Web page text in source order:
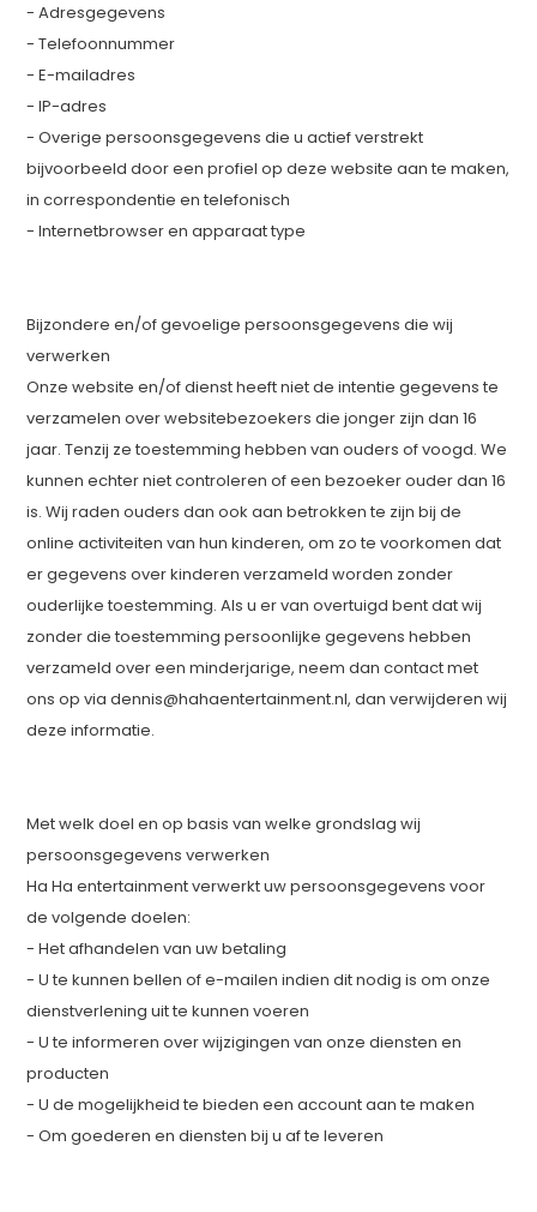
- Adresgegevens
- Telefoonnummer
- E-mailadres
- IP-adres
- Overige persoonsgegevens die u actief verstrekt
bijvoorbeeld door een profiel op deze website aan te maken,
in correspondentie en telefonisch
- Internetbrowser en apparaat type
Bijzondere en/of gevoelige persoonsgegevens die wij
verwerken
Onze website en/of dienst heeft niet de intentie gegevens te
verzamelen over websitebezoekers die jonger zijn dan 16
jaar. Tenzij ze toestemming hebben van ouders of voogd. We
kunnen echter niet controleren of een bezoeker ouder dan 16
is. Wij raden ouders dan ook aan betrokken te zijn bij de
online activiteiten van hun kinderen, om zo te voorkomen dat
er gegevens over kinderen verzameld worden zonder
ouderlijke toestemming. Als u er van overtuigd bent dat wij
zonder die toestemming persoonlijke gegevens hebben
verzameld over een minderjarige, neem dan contact met
ons op viadennis@hahaentertainment.nl, dan verwijderen wij
deze informatie.
Met welk doel en op basis van welke grondslag wij
persoonsgegevens verwerken
Ha Ha entertainment verwerkt uw persoonsgegevens voor
de volgende doelen:
- Het afhandelen van uw betaling
- U te kunnen bellen of e-mailen indien dit nodig is om onze
dienstverlening uit te kunnen voeren
- U te informeren over wijzigingen van onze diensten en
producten
- U de mogelijkheid te bieden een account aan te maken
- Om goederen en diensten bij u af te leveren